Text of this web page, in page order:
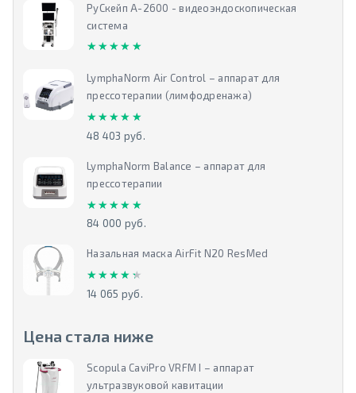
РуСкейп А-2600 - видеоэндоскопическая
система
★★★★★
★★★★★
LymphaNorm Air Control – аппарат для
прессотерапии (лимфодренажа)
★★★★★
★★★★★
48 403 руб.
LymphaNorm Balance – аппарат для
прессотерапии
★★★★★
★★★★★
84 000 руб.
Назальная маска AirFit N20 ResMed
★★★★★
★★★★★
14 065 руб.
Цена стала ниже
Scopula CaviPro VRFM I – аппарат
ультразвуковой кавитации